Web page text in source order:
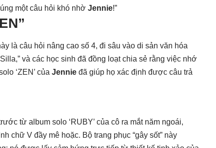
một câu hỏi khó nhờ Jennie!”
là câu hỏi nâng cao số 4, đi sâu vào di sản văn hóa
và các học sinh đã đồng loạt chia sẻ rằng việc nhớ
‘ZEN’ của Jennie đã giúp họ xác định được câu trả
từ album solo ‘RUBY’ của cô ra mắt năm ngoái,
chữ V đầy mê hoặc. Bộ trang phục “gây sốt” này